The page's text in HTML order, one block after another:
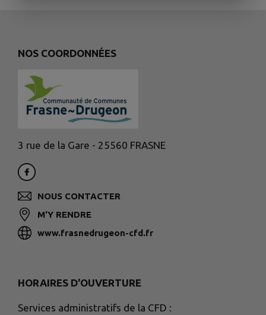
NOS COORDONNÉES
3 rue de la Gare - 25560 FRASNE
NOUS CONTACTER
M'Y RENDRE
www.frasnedrugeon-cfd.fr
HORAIRES D'OUVERTURE
Services administratifs de la CFD :